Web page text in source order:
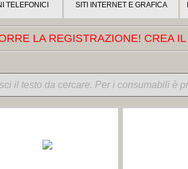
TELEFONICI SITI INTERNET E GRAFICA
LA REGISTRAZIONE! CREA